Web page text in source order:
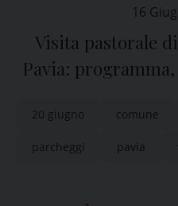
16
Visita pastorale
Pavia:
20 giugno comune
parcheggi pavia